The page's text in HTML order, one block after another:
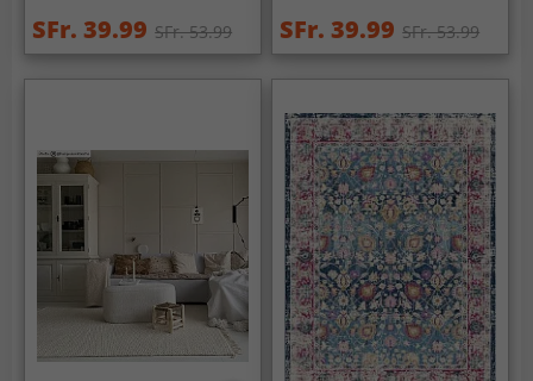
SFr. 39.99 SFr. 53.99 SFr. 39.99 SFr. 53.99